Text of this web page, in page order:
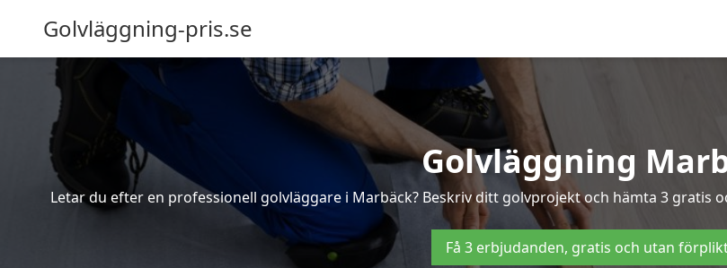
Golvläggning-pris.se
Golvläggning
Letar du efter en professionell golvläggare i Marbäck? Beskriv ditt golvprojekt och hämta 3
Få 3 erbjudanden, gratis och utan